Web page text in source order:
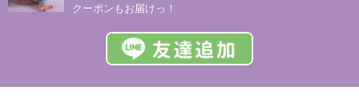
クーポンもお届けっ！